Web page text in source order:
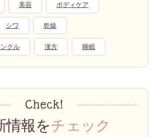
美容 ボディケア
シワ 乾燥
クル 漢方 睡眠
情報をチェック